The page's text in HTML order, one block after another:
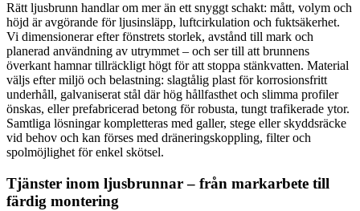
Rätt ljusbrunn handlar om mer än ett snyggt schakt: mått, volym och
höjd är avgörande för ljusinsläpp, luftcirkulation och fuktsäkerhet.
Vi dimensionerar efter fönstrets storlek, avstånd till mark och
planerad användning av utrymmet – och ser till att brunnens
överkant hamnar tillräckligt högt för att stoppa stänkvatten. Material
väljs efter miljö och belastning: slagtålig plast för korrosionsfritt
underhåll, galvaniserat stål där hög hållfasthet och slimma profiler
önskas, eller prefabricerad betong för robusta, tungt trafikerade ytor.
Samtliga lösningar kompletteras med galler, stege eller skyddsräcke
vid behov och kan förses med dräneringskoppling, filter och
spolmöjlighet för enkel skötsel.
Tjänster inom ljusbrunnar – från markarbete till
färdig montering